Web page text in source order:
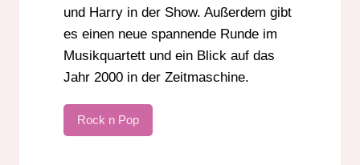
und Harry in der Show. Außerdem gibt
es einen neue spannende Runde im
Musikquartett und ein Blick auf das
Jahr 2000 in der Zeitmaschine.
Rock n Pop